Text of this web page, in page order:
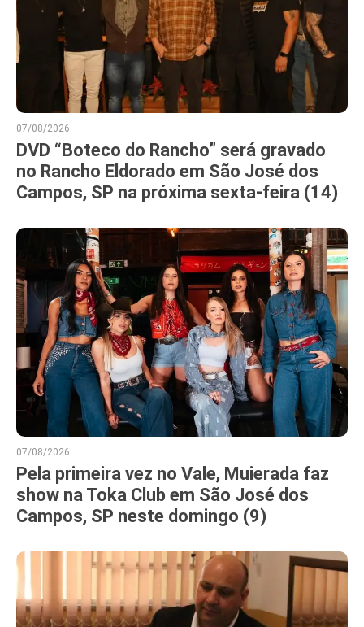
07/08/2026
DVD “Boteco do Rancho” será gravado
no Rancho Eldorado em São José dos
Campos, SP na próxima sexta-feira (14)
07/08/2026
Pela primeira vez no Vale, Muierada faz
show na Toka Club em São José dos
Campos, SP neste domingo (9)